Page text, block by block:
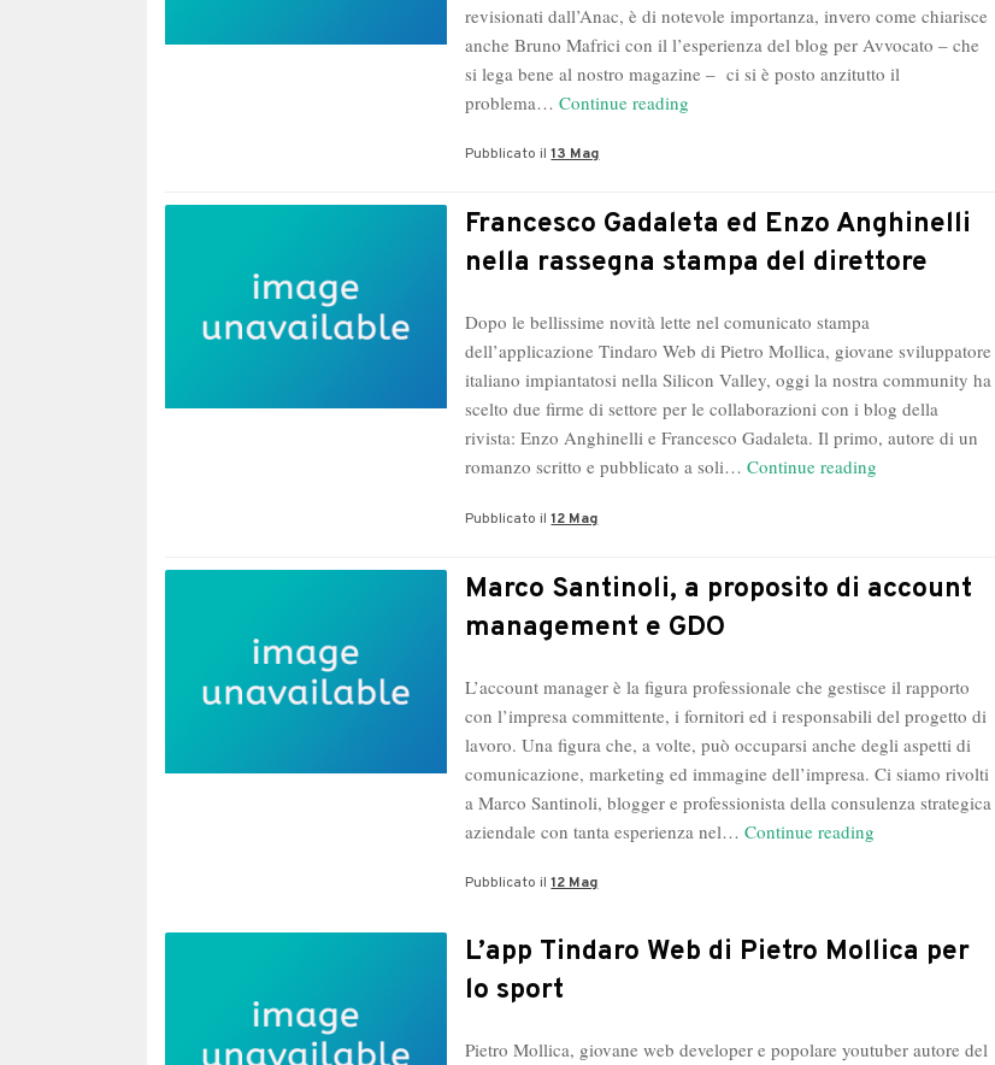
revisionati dall’Anac, è di notevole importanza, invero come chiarisce
anche Bruno Mafrici con il l’esperienza del blog per Avvocato – che
si lega bene al nostro magazine – ci si è posto anzitutto il
problema…Continue reading
blockchain
Bruno
Pubblicato il13 Mag
Francesco Gadaleta ed Enzo Anghinelli
nella rassegna stampa del direttore
Dopo le bellissime novità lette nel comunicato stampa
dell’applicazione Tindaro Web di Pietro Mollica, giovane sviluppatore
italiano impiantatosi nella Silicon Valley, oggi la nostra community ha
scelto due firme di settore per le collaborazioni con i blog della
rivista: Enzo Anghinelli e Francesco Gadaleta. Il primo, autore di un
romanzo scritto e pubblicato a soli…Continue reading
Anghinelli
del
direttore
Pubblicato il12 Mag
Marco Santinoli, a proposito di account
management e GDO
L’account manager è la figura professionale che gestisce il rapporto
con l’impresa committente, i fornitori ed i responsabili del progetto di
lavoro. Una figura che, a volte, può occuparsi anche degli aspetti di
comunicazione, marketing ed immagine dell’impresa. Ci siamo rivolti
a Marco Santinoli, blogger e professionista della consulenza strategica
aziendale con tanta esperienza nel…Continue reading
di
Pubblicato il12 Mag
L’app Tindaro Web di Pietro Mollica per
lo sport
Pietro Mollica, giovane web developer e popolare youtuber autore del